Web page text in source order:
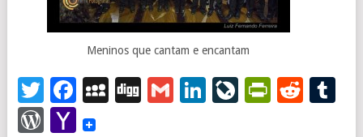
Meninos que cantam e encantam
Twitter
Facebook
MySpace
DiggGmailLinkedIn
WordPress
Yahoo